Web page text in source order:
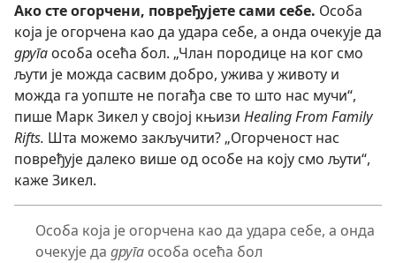
Ако сте огорчени, повређујете сами себе. Особа
која је огорчена као да удара себе, а онда очекује да
другаособа осећа бол. „Члан породице на ког смо
љути је можда сасвим добро, ужива у животу и
можда га уопште не погађа све то што нас мучи“,
пише Марк Зикел у својој књизи Healing From Family
Rifts. Шта можемо закључити? „Огорченост нас
повређује далеко више од особе на коју смо љути“,
каже Зикел.
Особа која је огорчена као да удара себе, а онда
очекује да другаособа осећа бол